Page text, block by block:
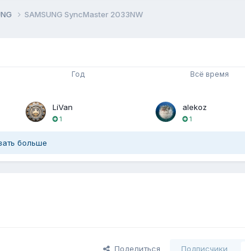
SAMSUNG SyncMaster 2033NW
Год Всё время
LiVan
1
alekoz
1
больше
Поделиться Подписчики